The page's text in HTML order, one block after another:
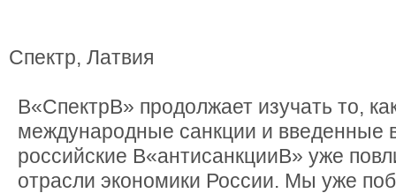
Спектр, Латвия
В«СпектрВ» продолжает изучать то,
международные санкции и введенные
российские В«антисанкцииВ» уже
отрасли экономики России. Мы уже